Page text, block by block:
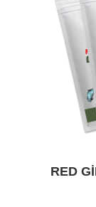
RED